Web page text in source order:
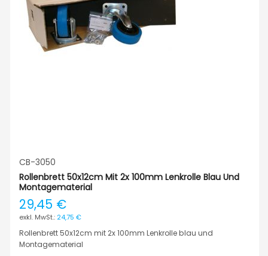
CB-3050
Rollenbrett 50x12cm Mit 2x 100mm Lenkrolle Blau Und
Montagematerial
29,45 €
24,75 €
Rollenbrett 50x12cm mit 2x 100mm Lenkrolle blau und
Montagematerial